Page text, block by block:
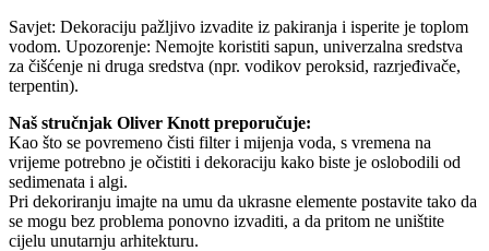
Savjet: Dekoraciju pažljivo izvadite iz pakiranja i isperite je toplom
vodom. Upozorenje: Nemojte koristiti sapun, univerzalna sredstva
za čišćenje ni druga sredstva (npr. vodikov peroksid, razrjeđivače,
terpentin).
Naš stručnjak Oliver Knott preporučuje:
Kao što se povremeno čisti filter i mijenja voda, s vremena na
vrijeme potrebno je očistiti i dekoraciju kako biste je oslobodili od
sedimenata i algi.
Pri dekoriranju imajte na umu da ukrasne elemente postavite tako da
se mogu bez problema ponovno izvaditi, a da pritom ne uništite
cijelu unutarnju arhitekturu.